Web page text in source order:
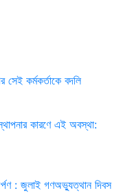
সেই কর্মকর্তাকে বদলি
কারণে এই অবস্থা:
: জুলাই গণঅভ্যুত্থান দিবস